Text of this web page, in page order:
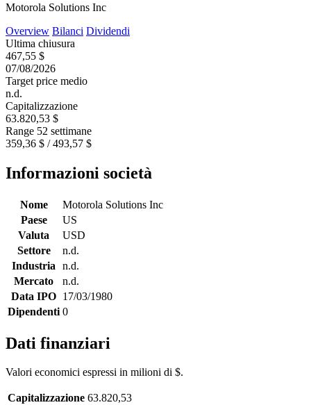
Motorola Solutions Inc
Overview Bilanci Dividendi
Ultima chiusura
467,55 $
07/08/2026
Target price medio
n.d.
Capitalizzazione
63.820,53 $
Range 52 settimane
359,36 $ / 493,57 $
Informazioni società
Nome
Motorola Solutions Inc
Paese
US
Valuta
USD
Settore
n.d.
Industria
n.d.
Mercato
n.d.
Data IPO 17/03/1980
Dipendenti 0
Dati finanziari
Valori economici espressi in milioni di $.
Capitalizzazione 63.820,53